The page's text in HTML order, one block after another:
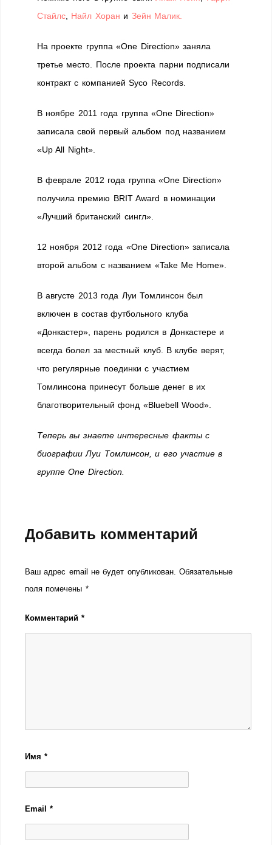
Стайлс
Найл Хоран и Зейн Малик.
На проекте группа «One Direction» заняла
третье место. После проекта парни подписали
контракт с компанией Syco Records.
В ноябре 2011 года группа «One Direction»
записала свой первый альбом под названием
«Up All Night».
В феврале 2012 года группа «One Direction»
получила премию BRIT Award в номинации
«Лучший британский сингл».
12 ноября 2012 года «One Direction» записала
второй альбом с названием «Take Me Home».
В августе 2013 года Луи Томлинсон был
включен в состав футбольного клуба
«Донкастер», парень родился в Донкастере и
всегда болел за местный клуб. В клубе верят,
что регулярные поединки с участием
Томлинсона принесут больше денег в их
благотворительный фонд «Bluebell Wood».
Теперь вы знаете интересные факты с
биографии Луи Томлинсон, и его участие в
группе One Direction.
Добавить комментарий
Ваш адрес email не будет опубликован. Обязательные
поля помечены *
Комментарий*
Имя*
Email*